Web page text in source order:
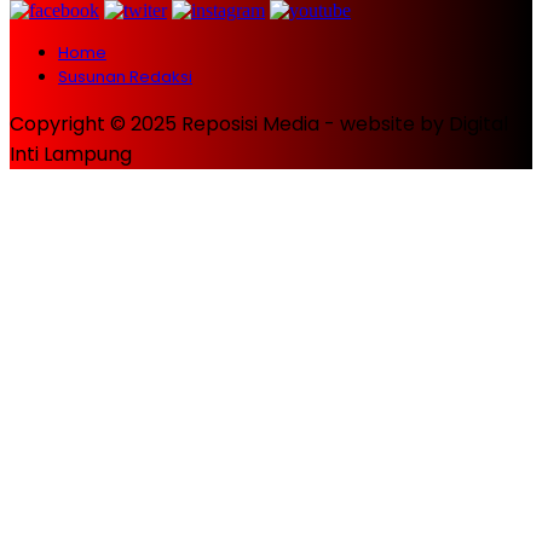
Home
Susunan Redaksi
Copyright © 2025 Reposisi Media - website by Digital
Inti Lampung